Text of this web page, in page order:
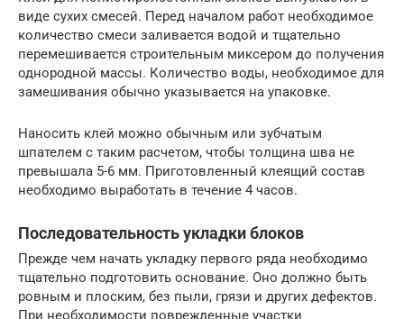
виде сухих смесей. Перед началом работ необходимое
количество смеси заливается водой и тщательно
перемешивается строительным миксером до получения
однородной массы. Количество воды, необходимое для
замешивания обычно указывается на упаковке.
Наносить клей можно обычным или зубчатым
шпателем с таким расчетом, чтобы толщина шва не
превышала 5-6 мм. Приготовленный клеящий состав
необходимо выработать в течение 4 часов.
Последовательность укладки блоков
Прежде чем начать укладку первого ряда необходимо
тщательно подготовить основание. Оно должно быть
ровным и плоским, без пыли, грязи и других дефектов.
При необходимости поврежденные участки